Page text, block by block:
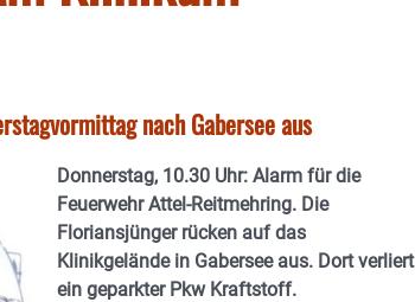
nach Gabersee aus
Donnerstag, 10.30 Uhr: Alarm für die
Feuerwehr Attel-Reitmehring. Die
Floriansjünger rücken auf das
Klinikgelände in Gabersee aus. Dort verliert
ein geparkter Pkw Kraftstoff.